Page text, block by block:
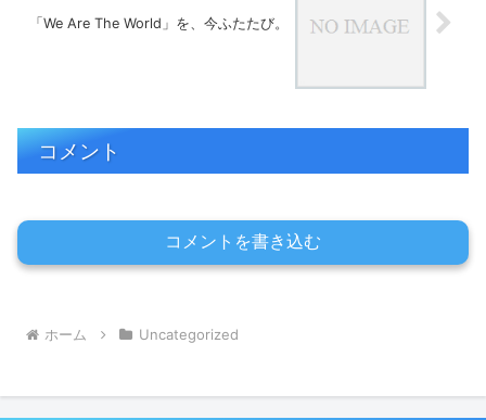
「We Are The World」を、今ふたたび。
コメント
コメントを書き込む
ホーム Uncategorized